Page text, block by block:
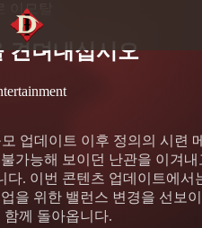
이모탈
견뎌내십시오
업데이트 이후 정의의 시련
가능해 보이던 난관을 이겨내
. 이번 콘텐츠 업데이트에서
을 위한 밸런스 변경을 선보
께 돌아옵니다.